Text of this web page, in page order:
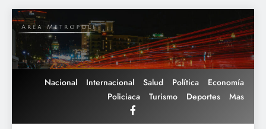
Saltar
al
contenido
Nacional Internacional Salud Política
Economía
Policiaca
Turismo Deportes Mas